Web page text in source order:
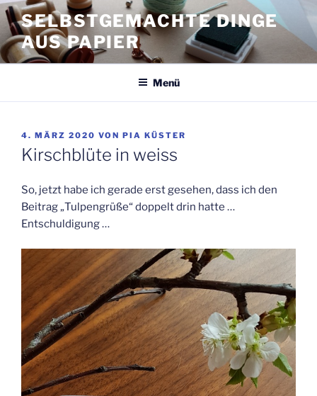
Zum
Inhalt
springen
SELBSTGEMACHTE DINGE
AUS PAPIER
Menü
VERÖFFENTLICHT
AM
4. MÄRZ 2020 VON PIA KÜSTER
Kirschblüte in weiss
So, jetzt habe ich gerade erst gesehen, dass ich den
Beitrag „Tulpengrüße“ doppelt drin hatte …
Entschuldigung …